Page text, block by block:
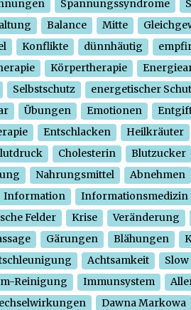
Spannungssyndrome
Balance Mitte
Konflikte dünnhäutig
Körpertherapie
Selbstschutz
energetischer
Übungen Emotionen
Entschlacken
Heilkräuter
Cholesterin
Blutzucker
Nahrungsmittel
Abnehmen
Information
Informationsmedizin
Felder Krise
Veränderung
Gärungen Blähungen
Achtsamkeit
Slow
Reinigung Immunsystem
Dawna Markowa